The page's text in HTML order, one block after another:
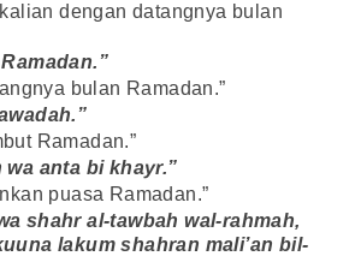
dengan datangnya bulan
bulan Ramadan.”
Ramadan.”
wa anta bi khayr.”
puasa Ramadan.”
shahr al-tawbah wal-rahmah,
lakum shahran mali’an bil-